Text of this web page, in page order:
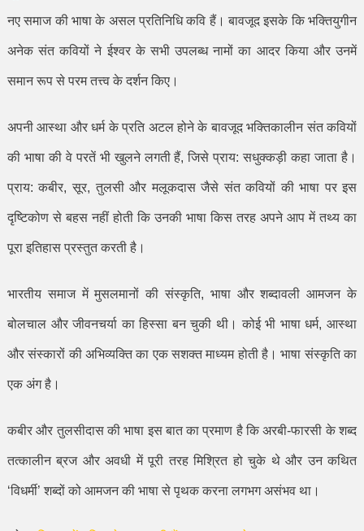
नए समाज की भाषा के असल प्रतिनिधि कवि हैं। बावजूद इसके कि भक्तियुगीन
अनेक संत कवियों ने ईश्वर के सभी उपलब्ध नामों का आदर किया और उनमें
समान रूप से परम तत्त्व के दर्शन किए।
अपनी आस्था और धर्म के प्रति अटल होने के बावजूद भक्तिकालीन संत कवियों
की भाषा की वे परतें भी खुलने लगती हैं,जिसे प्राय: सधुक्कड़ी कहा जाता है।
प्राय: कबीर,सूर,तुलसी और मलूकदास जैसे संत कवियों की भाषा पर इस
दृष्टिकोण से बहस नहीं होती कि उनकी भाषा किस तरह अपने आप में तथ्य का
पूरा इतिहास प्रस्तुत करती है।
भारतीय समाज में मुसलमानों की संस्कृति, भाषा और शब्दावली आमजन के
बोलचाल और जीवनचर्या का हिस्सा बन चुकी थी। कोई भी भाषा धर्म,आस्था
और संस्कारों की अभिव्यक्ति का एक सशक्त माध्यम होती है। भाषा संस्कृति का
एक अंग है।
कबीर और तुलसीदास की भाषा इस बात का प्रमाण है कि अरबी-फारसी के शब्द
तत्कालीन ब्रज और अवधी में पूरी तरह मिश्रित हो चुके थे और उन कथित
‘विधर्मी’शब्दों को आमजन की भाषा से पृथक करना लगभग असंभव था।